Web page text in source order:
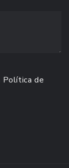
Política de